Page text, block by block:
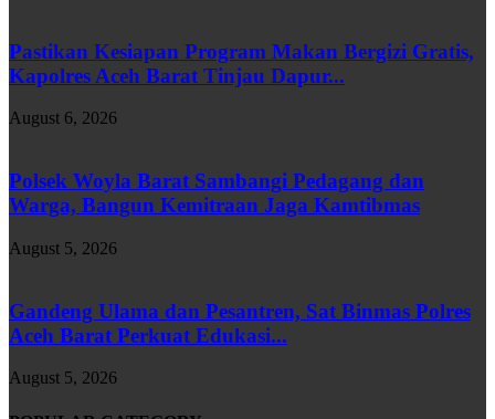
Pastikan Kesiapan Program Makan Bergizi Gratis,
Kapolres Aceh Barat Tinjau Dapur...
August 6, 2026
Polsek Woyla Barat Sambangi Pedagang dan
Warga, Bangun Kemitraan Jaga Kamtibmas
August 5, 2026
Gandeng Ulama dan Pesantren, Sat Binmas Polres
Aceh Barat Perkuat Edukasi...
August 5, 2026